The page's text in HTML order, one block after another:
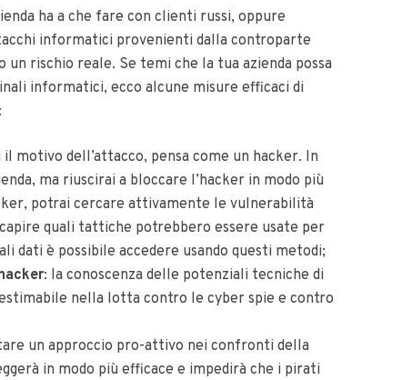
ha a che fare con clienti russi, oppure
informatici provenienti dalla controparte
un rischio reale. Se temi che la tua azienda possa
informatici, ecco alcune misure efficaci di
il motivo dell’attacco, pensa come un hacker. In
ma riuscirai a bloccare l’hacker in modo più
potrai cercare attivamente le vulnerabilità
quali tattiche potrebbero essere usate per
dati è possibile accedere usando questi metodi;
: la conoscenza delle potenziali tecniche di
nella lotta contro le cyber spie e contro
un approccio pro-attivo nei confronti della
in modo più efficace e impedirà che i pirati